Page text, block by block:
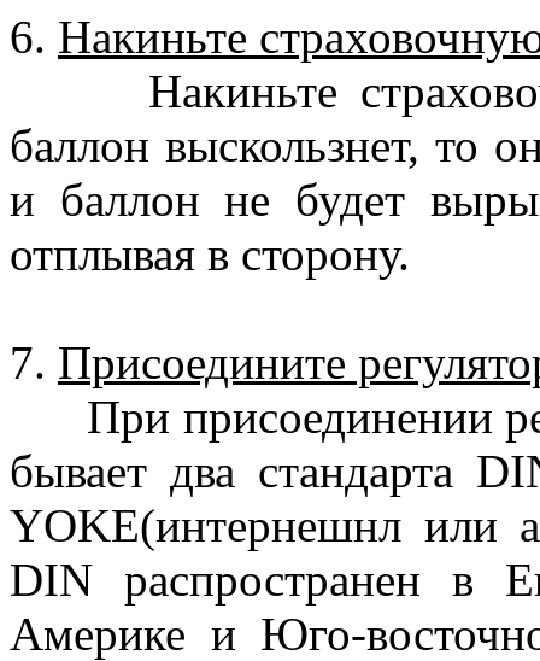
6. Накиньте
Накиньте
баллон выскользнет, то
и баллон не будет
отплывая в сторону.
7. Присоедините
При присоединении
бывает два стандарта
YOKE(интернешнл или
DIN распространен в
Америке и Юго-